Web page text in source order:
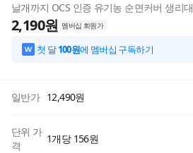
날개까지 OCS 인증 유기농 순면커버 생리대
2,190원 멤버십 회원가
첫 달100원에 멤버십 구독하기
일반가 12,490원
단위 가
격
1개당 156원